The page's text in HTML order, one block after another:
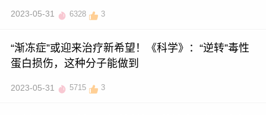
2023-05-31 6328 3
“渐冻症”或迎来治疗新希望！《科学》：“逆转”毒性
蛋白损伤，这种分子能做到
2023-05-31 5715 3